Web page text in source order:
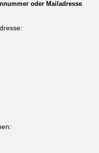
oder Mailadresse